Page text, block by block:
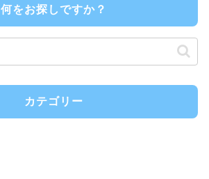
何をお探しですか？
カテゴリー